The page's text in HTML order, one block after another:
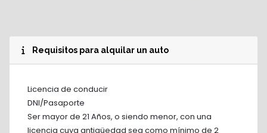
Requisitos para alquilar un auto
Licencia de conducir
DNI/Pasaporte
Ser mayor de 21 Años, o siendo menor, con una
licencia cuya antigüedad sea como mínimo de 2